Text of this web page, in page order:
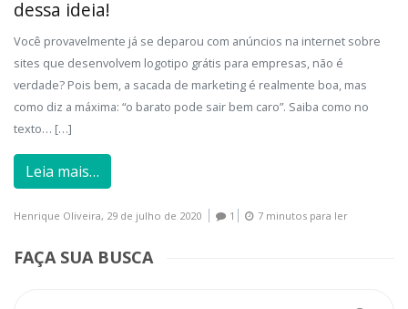
dessa ideia!
Você provavelmente já se deparou com anúncios na internet sobre
sites que desenvolvem logotipo grátis para empresas, não é
verdade? Pois bem, a sacada de marketing é realmente boa, mas
como diz a máxima: “o barato pode sair bem caro”. Saiba como no
texto… […]
Leia mais…
Henrique Oliveira, 29 de julho de 2020 1 7 minutos para ler
FAÇA SUA BUSCA